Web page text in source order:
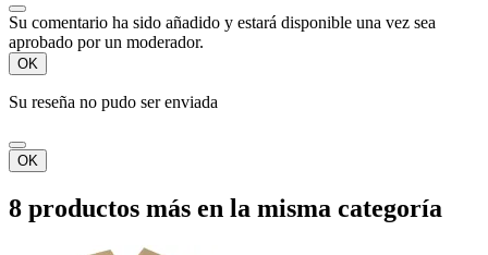
Su comentario ha sido añadido y estará disponible una vez sea
aprobado por un moderador.
OK
Su reseña no pudo ser enviada
OK
8 productos más en la misma categoría